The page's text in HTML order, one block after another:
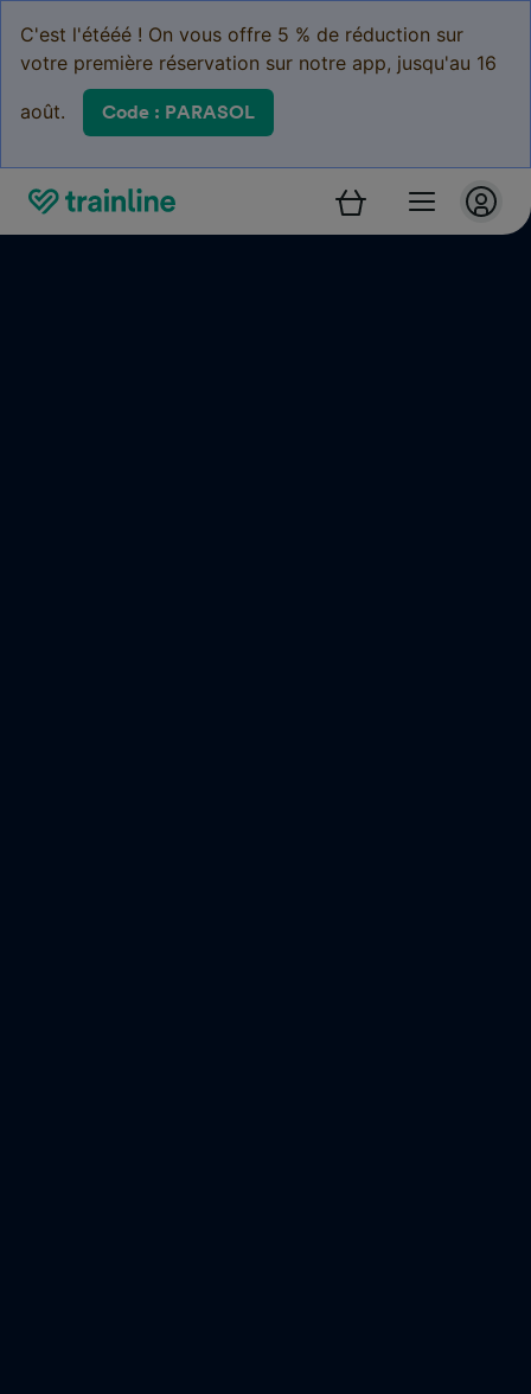
C'est l'étééé ! On vous offre 5 % de réduction sur
votre première réservation sur notre app, jusqu'au 16
août. Code : PARASOL